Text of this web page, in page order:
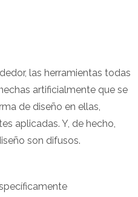
las herramientas todas
artificialmente que se
de diseño en ellas,
aplicadas. Y, de hecho,
son difusos.